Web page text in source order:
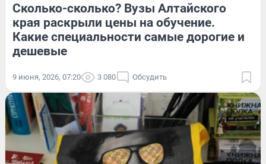
Сколько-сколько? Вузы Алтайского
края раскрыли цены на обучение.
Какие специальности самые дорогие и
дешевые
9 июня, 2026, 07:20 3 080 Обсудить